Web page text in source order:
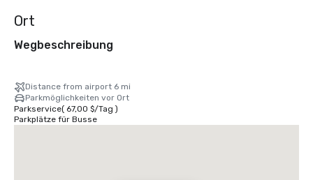
Ort
Wegbeschreibung
Distance from airport 6 mi
Parkmöglichkeiten vor Ort
Parkservice( 67,00 $/Tag )
Parkplätze für Busse